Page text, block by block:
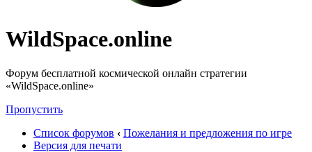
WildSpace.online
Форум бесплатной космической онлайн стратегии
«WildSpace.online»
Пропустить
Список форумов ‹ Пожелания и предложения по игре
Версия для печати